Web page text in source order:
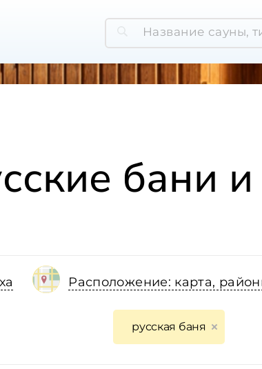
бани
Расположение: карта,
русская баня